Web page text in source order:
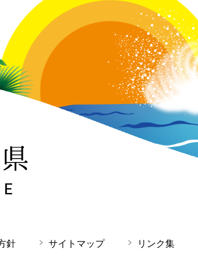
針 サイトマップ リンク集